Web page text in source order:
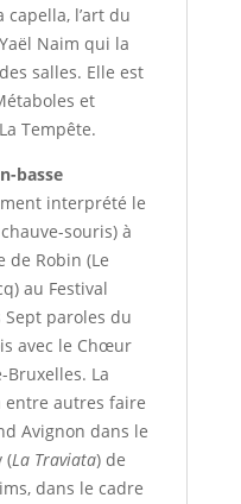
capella, l’art du
Naim qui la
salles. Elle est
et
Tempête.
basse
interprété le
souris) à
de Robin (Le
au Festival
Sept paroles du
avec le Chœur
La
entre autres faire
Avignon dans le
(La Traviata) de
dans le cadre